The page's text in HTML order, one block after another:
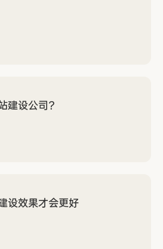
建设公司？
设效果才会更好